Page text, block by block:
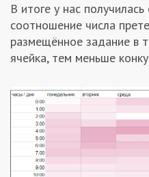
В итоге у нас
соотношение числа
размещённое задание в
ячейка, тем меньше